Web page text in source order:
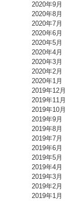
2020年9月
2020年8月
2020年7月
2020年6月
2020年5月
2020年4月
2020年3月
2020年2月
2020年1月
2019年12月
2019年11月
2019年10月
2019年9月
2019年8月
2019年7月
2019年6月
2019年5月
2019年4月
2019年3月
2019年2月
2019年1月